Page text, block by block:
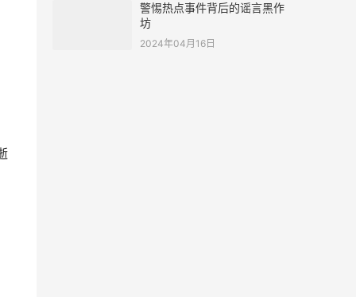
警惕热点事件背后的谣言黑作
坊
2024年04月16日